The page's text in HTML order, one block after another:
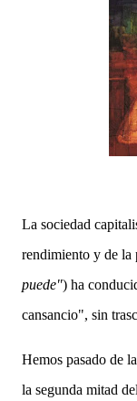
La sociedad
rendimiento y de
puede") ha
cansancio", sin
Hemos pasado de
la segunda mitad